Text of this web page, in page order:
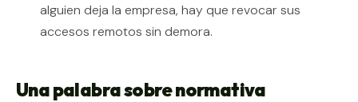
alguien deja la empresa, hay que revocar sus
accesos remotos sin demora.
Una palabra sobre normativa